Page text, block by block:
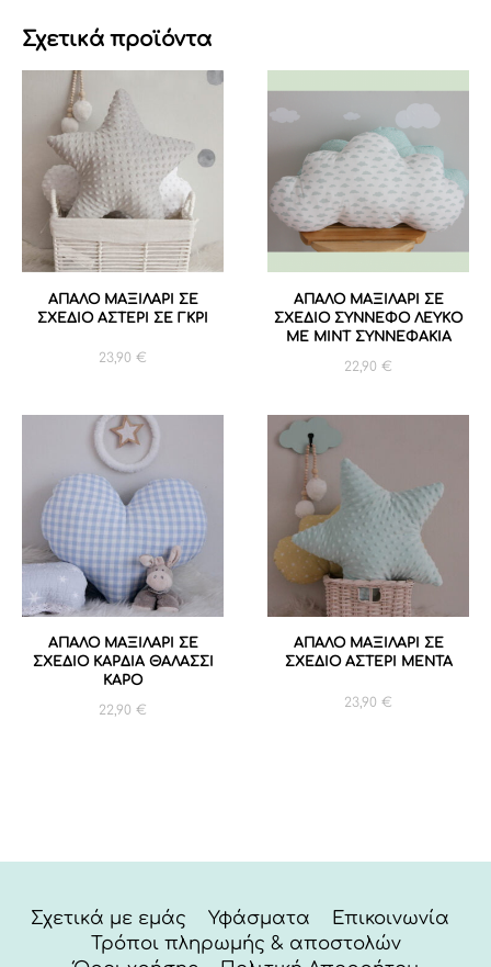
Σχετικά προϊόντα
ΑΠΑΛΟ ΜΑΞΙΛΑΡΙ ΣΕ
ΣΧΕΔΙΟ ΑΣΤΕΡΙ ΣΕ ΓΚΡΙ
23,90 €
ΑΠΑΛΟ ΜΑΞΙΛΑΡΙ ΣΕ
ΣΧΕΔΙΟ ΣΥΝΝΕΦΟ ΛΕΥΚΟ
ΜΕ MINT ΣΥΝΝΕΦΑΚΙΑ
22,90 €
ΑΠΑΛΟ ΜΑΞΙΛΑΡΙ ΣΕ
ΣΧΕΔΙΟ ΚΑΡΔΙΑ ΘΑΛΑΣΣΙ
ΚΑΡΟ
22,90 €
ΑΠΑΛΟ ΜΑΞΙΛΑΡΙ ΣΕ
ΣΧΕΔΙΟ ΑΣΤΕΡΙ ΜΕΝΤΑ
23,90 €
Σχετικά με εμάς Υφάσματα
Επικοινωνία
Τρόποι πληρωμής & αποστολών